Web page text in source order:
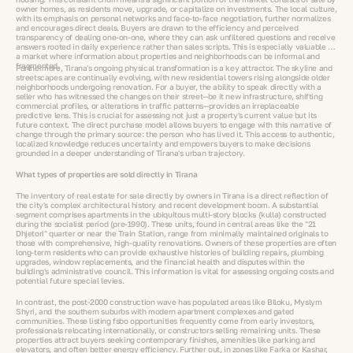
owner homes, as residents move, upgrade, or capitalize on investments. The local culture,
with its emphasis on personal networks and face-to-face negotiation, further normalizes
and encourages direct deals. Buyers are drawn to the efficiency and perceived
transparency of dealing one-on-one, where they can ask unfiltered questions and receive
answers rooted in daily experience rather than sales scripts. This is especially valuable in
a market where information about properties and neighborhoods can be informal and
fragmented.
Furthermore, Tirana's ongoing physical transformation is a key attractor. The skyline and
streetscapes are continually evolving, with new residential towers rising alongside older
neighborhoods undergoing renovation. For a buyer, the ability to speak directly with a
seller who has witnessed the changes on their street—be it new infrastructure, shifting
commercial profiles, or alterations in traffic patterns—provides an irreplaceable
predictive lens. This is crucial for assessing not just a property's current value but its
future context. The direct purchase model allows buyers to engage with this narrative of
change through the primary source: the person who has lived it. This access to authentic,
localized knowledge reduces uncertainty and empowers buyers to make decisions
grounded in a deeper understanding of Tirana's urban trajectory.
What types of properties are sold directly in Tirana
The inventory of real estate for sale directly by owners in Tirana is a direct reflection of
the city's complex architectural history and recent development boom. A substantial
segment comprises apartments in the ubiquitous multi-story blocks (kulla) constructed
during the socialist period (pre-1990). These units, found in central areas like the "21
Dhjetori" quarter or near the Train Station, range from minimally maintained originals to
those with comprehensive, high-quality renovations. Owners of these properties are often
long-term residents who can provide exhaustive histories of building repairs, plumbing
upgrades, window replacements, and the financial health and disputes within the
building's administrative council. This information is vital for assessing ongoing costs and
potential future special levies.
In contrast, the post-2000 construction wave has populated areas like Blloku, Myslym
Shyri, and the southern suburbs with modern apartment complexes and gated
communities. These listing fsbo opportunities frequently come from early investors,
professionals relocating internationally, or constructors selling remaining units. These
properties attract buyers seeking contemporary finishes, amenities like parking and
elevators, and often better energy efficiency. Further out, in zones like Farka or Kashar,